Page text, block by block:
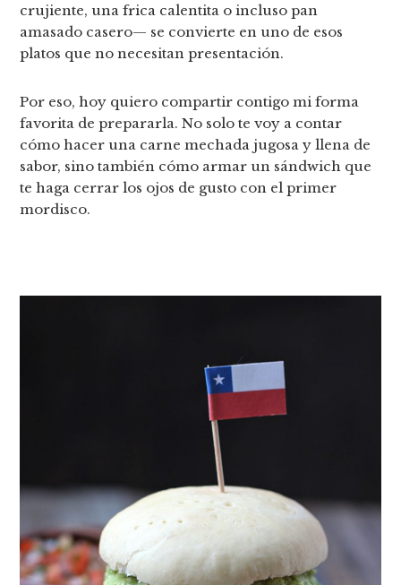
crujiente, una frica calentita o incluso pan
amasado casero— se convierte en uno de esos
platos que no necesitan presentación.
Por eso, hoy quiero compartir contigo mi forma
favorita de prepararla. No solo te voy a contar
cómo hacer una carne mechada jugosa y llena de
sabor, sino también cómo armar un sándwich que
te haga cerrar los ojos de gusto con el primer
mordisco.